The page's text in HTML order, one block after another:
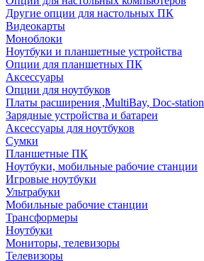
Другие опции для настольных ПК
Видеокарты
Моноблоки
Ноутбуки и планшетные устройства
Опции для планшетных ПК
Аксессуары
Опции для ноутбуков
Платы расширения ,MultiBay, Doc-station
Зарядные устройства и батареи
Аксессуары для ноутбуков
Сумки
Планшетные ПК
Ноутбуки, мобильные рабочие станции
Игровые ноутбуки
Ультрабуки
Мобильные рабочие станции
Трансформеры
Ноутбуки
Мониторы, телевизоры
Телевизоры